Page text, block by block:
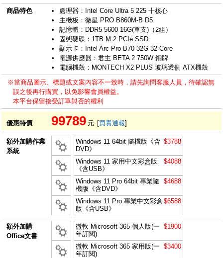
商品特色
處理器：Intel Core Ultra 5 225 十核心
主機板：微星 PRO B860M-B D5
記憶體：DDR5 5600 16G(單支)（2組）
固態硬碟：1TB M.2 PCIe SSD
顯示卡：Intel Arc Pro B70 32G 32 Core
電源供應器：君主 BETA 2 750W 銅牌
電腦機殼：MONTECH X2 PLUS 玻璃透側 ATX機殼
※當商品圖示、標題或文案內容不一致時，請先詢問客服人員，待確認無
誤之後再行購買，以免影響會員權益。
本平台保留接受訂單與否的權利
優惠特價 99789 元 [買貴通報]
額外加購作業
系統
Windows 11 64bit 隨機版《含
DVD》
$3788
Windows 11 家用中文彩盒版
《含USB》
$4088
Windows 11 Pro 64bit 專業隨
機版《含DVD》
$4688
Windows 11 Pro 專業中文彩盒
版《含USB》
$6588
額外加購
Office文書
微軟 Microsoft 365 個人版(一
年訂閱)
$1900
微軟 Microsoft 365 家用版(一
年訂閱)
$3400